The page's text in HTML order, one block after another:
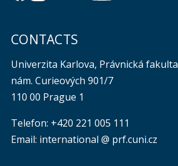
CONTACTS
Univerzita Karlova, Právnická fakulta
nám. Curieových 901/7
110 00 Prague 1
Telefon: +420 221 005 111
Email: international @ prf.cuni.cz